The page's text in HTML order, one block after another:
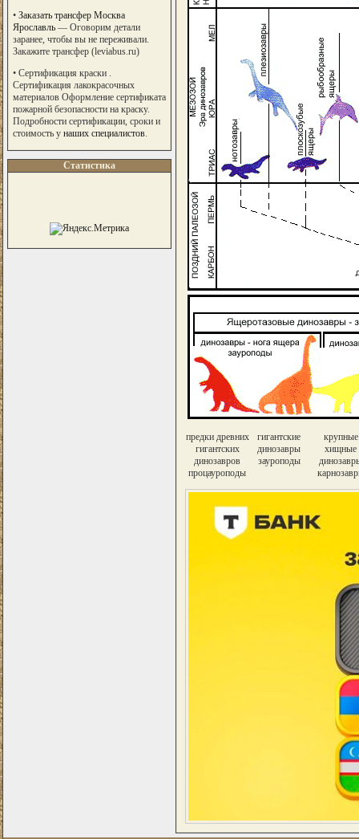
• Заказать трансфер Москва
Ярославль— Оговорим детали
заранее, чтобы вы не переживали.
Закажите трансфер (leviabus.ru)
• Сертификация краски .
Сертификация лакокрасочных
материалов Оформление сертификата
пожарной безопасности на краску.
Подробности сертификации, сроки и
стоимость у наших специалистов.
Статистика
предки древних
гигантских
динозавров
процауроподы
гигантские
динозавры
зауроподы
крупные
хищные